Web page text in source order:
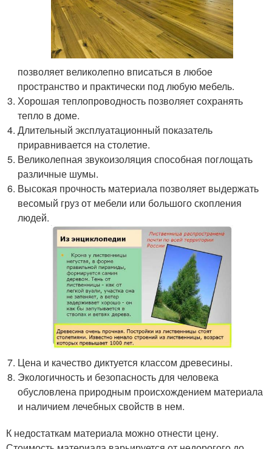
позволяет великолепно вписаться в любое
пространство и практически под любую мебель.
Хорошая теплопроводность позволяет сохранять
тепло в доме.
Длительный эксплуатационный показатель
приравнивается на столетие.
Великолепная звукоизоляция способная поглощать
различные шумы.
Высокая прочность материала позволяет выдержать
весомый груз от мебели или большого скопления
людей.
Цена и качество диктуется классом древесины.
Экологичность и безопасность для человека
обусловлена природным происхождением материала
и наличием лечебных свойств в нем.
К недостаткам материала можно отнести цену.